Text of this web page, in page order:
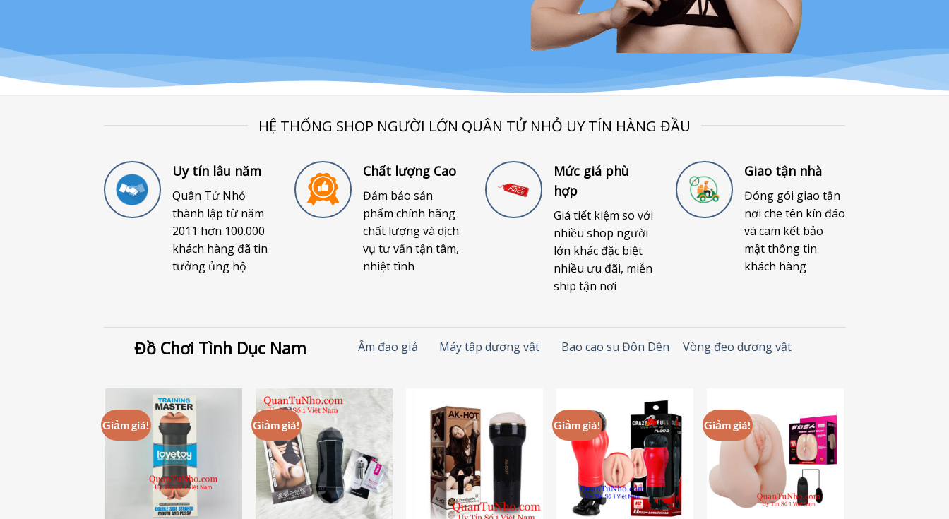
HỆ THỐNG SHOP NGƯỜI LỚN QUÂN TỬ NHỎ UY TÍN HÀNG ĐẦU
Uy tín lâu năm
Quân Tử Nhỏ
thành lập từ năm
2011 hơn 100.000
khách hàng đã tin
tưởng ủng hộ
Chất lượng Cao
Đảm bảo sản
phẩm chính hãng
chất lượng và dịch
vụ tư vấn tận tâm,
nhiệt tình
Mức giá phù
hợp
Giá tiết kiệm so với
nhiều shop người
lớn khác đặc biệt
nhiều ưu đãi, miễn
ship tận nơi
Giao tận nhà
Đóng gói giao tận
nơi che tên kín đáo
và cam kết bảo
mật thông tin
khách hàng
Đồ Chơi Tình Dục Nam Âm đạo giả Máy tập dương vật Bao cao su Đôn Dên Vòng đeo dương vật
Giảm giá! Giảm giá! Giảm giá! Giảm giá!